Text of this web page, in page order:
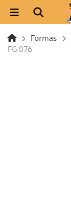
Formas
FG 076